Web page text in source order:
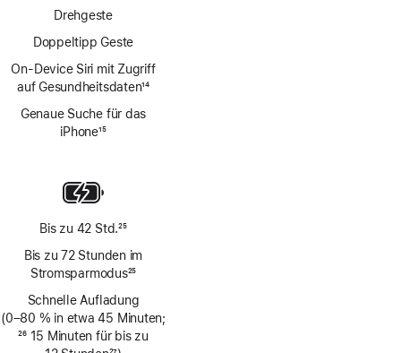
Drehgeste
Doppeltipp Geste
On‑Device Siri mit Zugriff
auf Gesundheitsdaten14
Genaue Suche für das
iPhone15
Bis zu 42 Std.25
Bis zu 72 Stunden im
Stromsparmodus25
Schnelle Aufladung
(0–80 % in etwa 45 Minuten;
Fußnote
2615 Minuten für bis zu